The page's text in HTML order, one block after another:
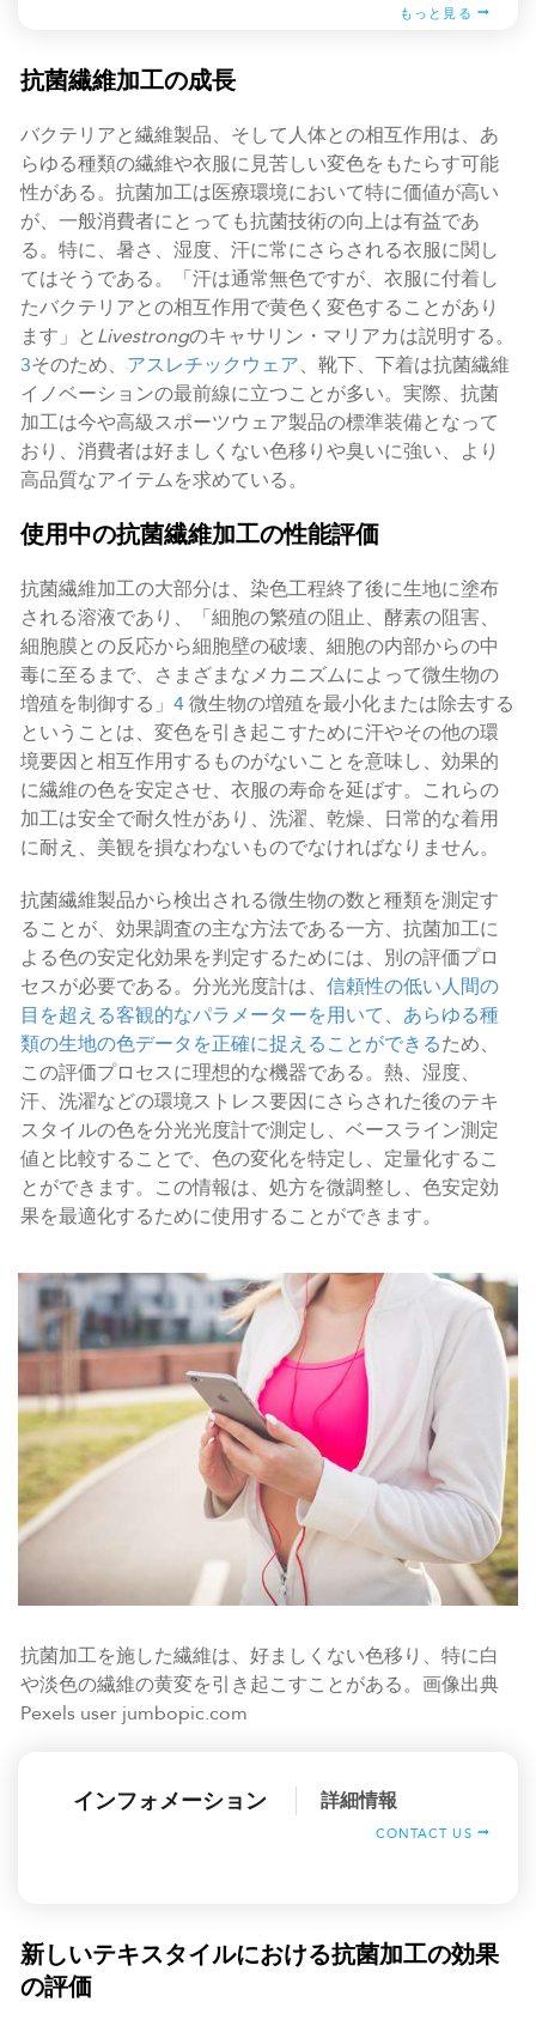
もっと見る
抗菌繊維加工の成長
バクテリアと繊維製品、そして人体との相互作用は、あ
らゆる種類の繊維や衣服に見苦しい変色をもたらす可能
性がある。抗菌加工は医療環境において特に価値が高い
が、一般消費者にとっても抗菌技術の向上は有益であ
る。特に、暑さ、湿度、汗に常にさらされる衣服に関し
てはそうである。「汗は通常無色ですが、衣服に付着し
たバクテリアとの相互作用で黄色く変色することがあり
ます」とLivestrongのキャサリン・マリアカは説明する。
3そのため、 アスレチックウェア、靴下、下着は抗菌繊維
イノベーションの最前線に立つことが多い。実際、抗菌
加工は今や高級スポーツウェア製品の標準装備となって
おり、消費者は好ましくない色移りや臭いに強い、より
高品質なアイテムを求めている。
使用中の抗菌繊維加工の性能評価
抗菌繊維加工の大部分は、染色工程終了後に生地に塗布
される溶液であり、「細胞の繁殖の阻止、酵素の阻害、
細胞膜との反応から細胞壁の破壊、細胞の内部からの中
毒に至るまで、さまざまなメカニズムによって微生物の
増殖を制御する」 4微生物の増殖を最小化または除去する
ということは、変色を引き起こすために汗やその他の環
境要因と相互作用するものがないことを意味し、効果的
に繊維の色を安定させ、衣服の寿命を延ばす。これらの
加工は安全で耐久性があり、洗濯、乾燥、日常的な着用
に耐え、美観を損なわないものでなければなりません。
抗菌繊維製品から検出される微生物の数と種類を測定す
ることが、効果調査の主な方法である一方、抗菌加工に
よる色の安定化効果を判定するためには、別の評価プロ
セスが必要である。分光光度計は、 信頼性の低い人間の
目を超える客観的なパラメーターを用いて、あらゆる種
類の生地の色データを正確に捉えることができるため、
この評価プロセスに理想的な機器である。熱、湿度、
汗、洗濯などの環境ストレス要因にさらされた後のテキ
スタイルの色を分光光度計で測定し、ベースライン測定
値と比較することで、色の変化を特定し、定量化するこ
とができます。この情報は、処方を微調整し、色安定効
果を最適化するために使用することができます。
抗菌加工を施した繊維は、好ましくない色移り、特に白
や淡色の繊維の黄変を引き起こすことがある。画像出典
Pexels user jumbopic.com
インフォメーション 詳細情報
CONTACT US
新しいテキスタイルにおける抗菌加工の効果
の評価